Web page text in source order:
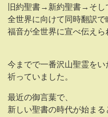
旧約聖書→新約聖書→そし
全世界に向けて同時翻訳で
福音が全世界に宣べ伝えら
今までで一番沢山聖霊を
祈っていました。
最近の御言葉で、
新しい聖書の時代が始まる